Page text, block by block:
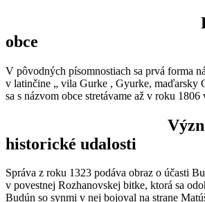
Pôvod
obce
V pôvodných písomnostiach sa prvá forma
v latinčine „ vila Gurke , Gyurke, maďarsky
sa s názvom obce stretávame až v roku
historické udalosti
Správa z roku 1323 podáva obraz o účasti
v povestnej Rozhanovskej bitke, ktorá sa
Budún so synmi v nej bojoval na strane